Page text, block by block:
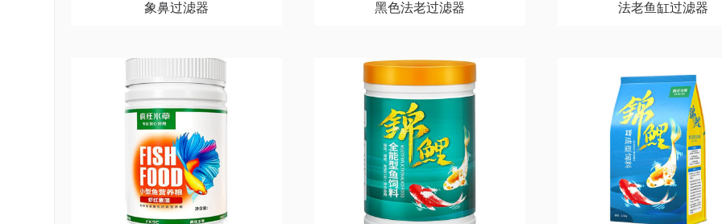
象鼻过滤器 黑色法老过滤器 法老鱼缸过滤器